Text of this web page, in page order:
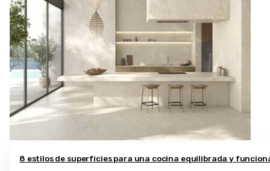
8 estilos de superficies para una cocina equilibrada y